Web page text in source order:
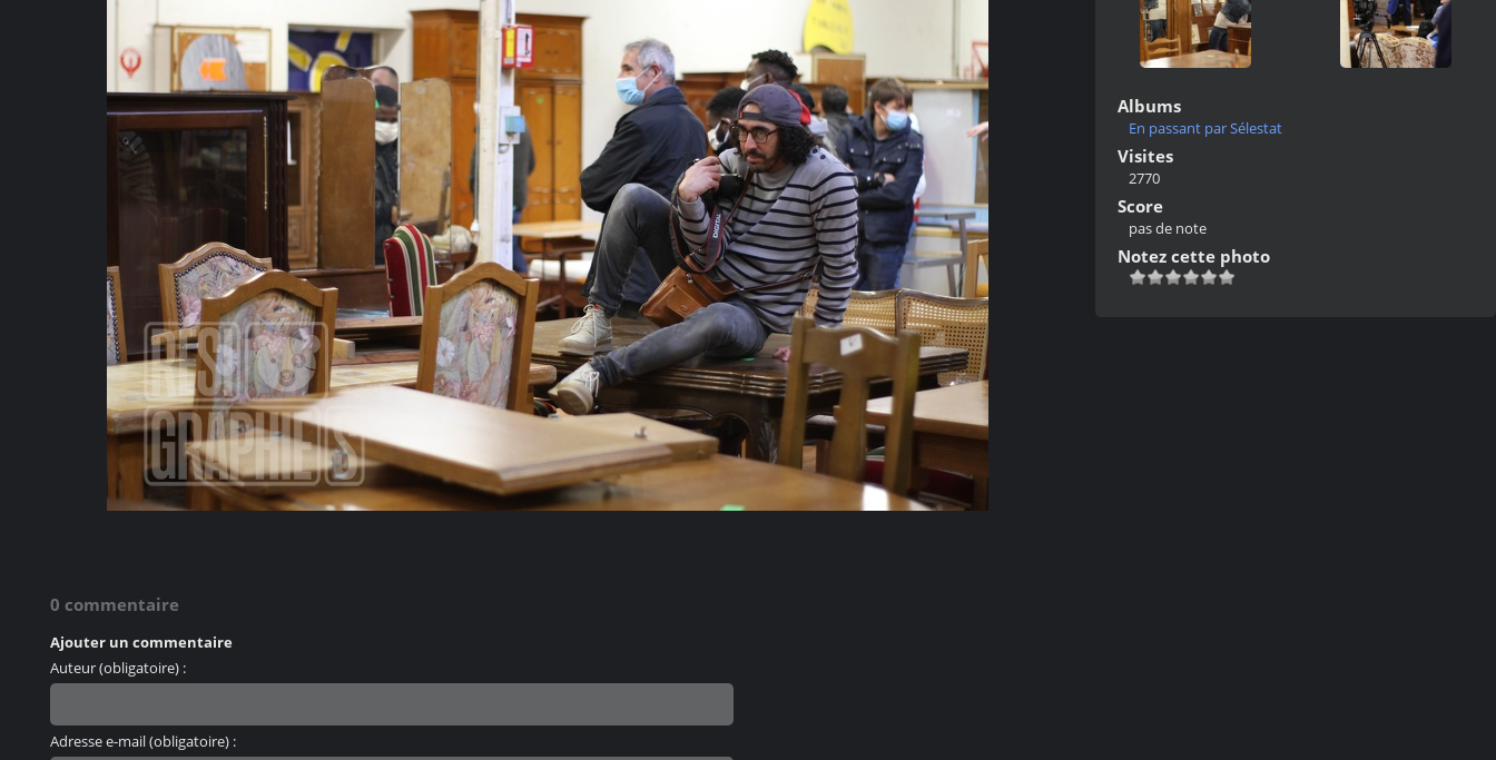
Albums
En passant par Sélestat
Visites
2770
Score
pas de note
Notez cette photo
0 commentaire
Ajouter un commentaire
Auteur (obligatoire) :
Adresse e-mail (obligatoire) :